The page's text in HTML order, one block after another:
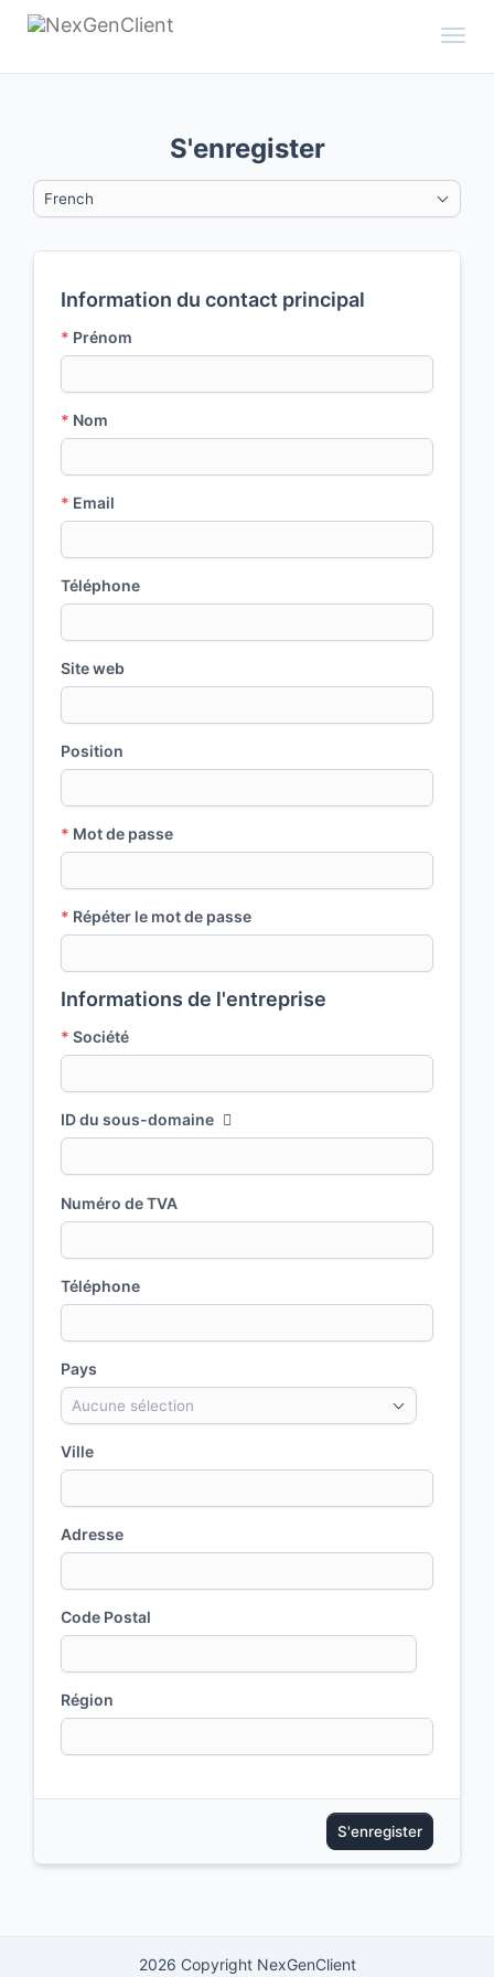
S'enregister
French
Information du contact principal
* Prénom
* Nom
* Email
Téléphone
Site web
Position
* Mot de passe
* Répéter le mot de passe
Informations de l'entreprise
* Société
ID du sous-domaine
Numéro de TVA
Téléphone
Pays
Aucune sélection
Ville
Adresse
Code Postal
Région
S'enregister
2026 Copyright NexGenClient